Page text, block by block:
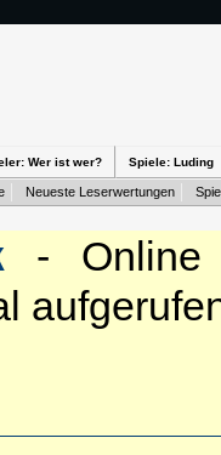
Wer ist wer? Spiele: Luding
Neueste Leserwertungen
- Online